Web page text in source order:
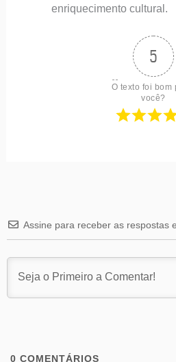
enriquecimento cultural.
5
O texto foi bom
você?
Assine para receber as respostas
0 COMENTÁRIOS